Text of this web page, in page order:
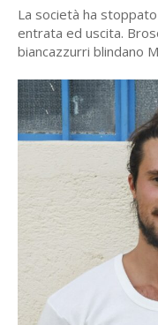
La società ha
entrata ed uscita.
biancazzurri blindano